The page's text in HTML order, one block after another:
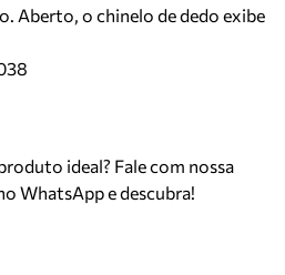
Aberto, o chinelo de dedo exibe
ideal? Fale com nossa
WhatsApp e descubra!